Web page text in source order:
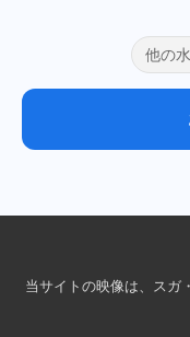
他の
当サイトの映像は、スガ